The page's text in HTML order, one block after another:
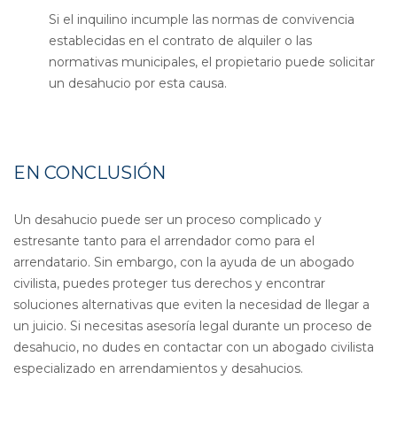
Si el inquilino incumple las normas de convivencia
establecidas en el contrato de alquiler o las
normativas municipales, el propietario puede solicitar
un desahucio por esta causa.
EN CONCLUSIÓN
Un desahucio puede ser un proceso complicado y
estresante tanto para el arrendador como para el
arrendatario. Sin embargo, con la ayuda de un abogado
civilista, puedes proteger tus derechos y encontrar
soluciones alternativas que eviten la necesidad de llegar a
un juicio. Si necesitas asesoría legal durante un proceso de
desahucio, no dudes en contactar con un abogado civilista
especializado en arrendamientos y desahucios.